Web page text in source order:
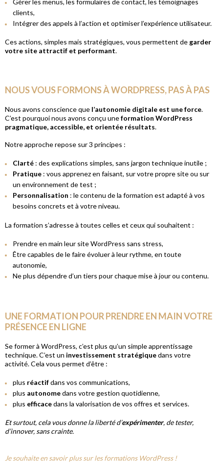
clients,
Intégrer des appels à l’action et optimiser l’expérience utilisateur.
Ces actions, simples mais stratégiques, vous permettent de garder
votre site attractif et performant.
NOUS VOUS FORMONS À WORDPRESS, PAS À PAS
Nous avons conscience que l’autonomie digitale est une force.
C’est pourquoi nous avons conçu uneformation WordPress
pragmatique, accessible, et orientée résultats.
Notre approche repose sur 3 principes :
Clarté : des explications simples, sans jargon technique inutile ;
Pratique : vous apprenez en faisant, sur votre propre site ou sur
un environnement de test ;
Personnalisation : le contenu de la formation est adapté à vos
besoins concrets et à votre niveau.
La formation s’adresse à toutes celles et ceux qui souhaitent :
Prendre en main leur site WordPress sans stress,
Être capables de le faire évoluer à leur rythme, en toute
autonomie,
Ne plus dépendre d’un tiers pour chaque mise à jour ou contenu.
UNE FORMATION POUR PRENDRE EN MAIN VOTRE
PRÉSENCE EN LIGNE
Se former à WordPress, c’est plus qu’un simple apprentissage
technique. C’est un investissement stratégiquedans votre
activité. Cela vous permet d’être :
plus réactifdans vos communications,
plus autonomedans votre gestion quotidienne,
plus efficacedans la valorisation de vos offres et services.
Et surtout, cela vous donne la liberté d’expérimenter, de tester,
d’innover, sans crainte.
Je souhaite en savoir plus sur les formations WordPress !